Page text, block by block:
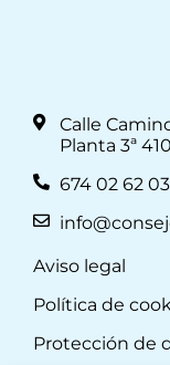
Calle
Planta 3ª
674 02 62 03
Aviso legal
Política de
Protección de